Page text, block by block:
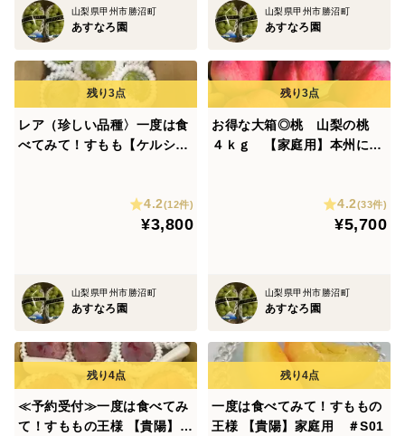
山梨県甲州市勝沼町
あすなろ園
山梨県甲州市勝沼町
あすなろ園
レア（珍しい品種〉一度は食
べてみて！すもも【ケルシ
4.2(12件)
¥3,800
山梨県甲州市勝沼町
あすなろ園
お得な大箱◎桃 山梨の桃
４ｋｇ 【家庭用】本州にお
4.2(33件)
¥5,700
山梨県甲州市勝沼町
あすなろ園
≪予約受付≫一度は食べてみ
て！すももの王様 【貴陽】と
一度は食べてみて！すももの
王様 【貴陽】家庭用 ＃S01